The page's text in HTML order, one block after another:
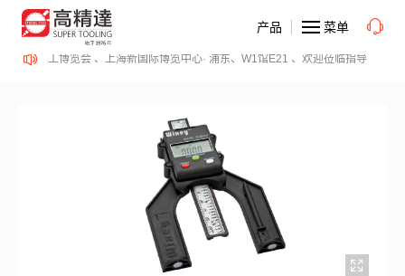
精密加工博览会 、上海新国际博览中心· 浦东、W1馆E21 、欢迎莅临指导
产品 菜单